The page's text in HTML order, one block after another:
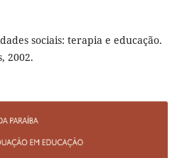
sociais: terapia e educação.
2002.